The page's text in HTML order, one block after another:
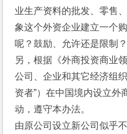
业生产资料的批发、零售
象这个外资企业建立一个
呢？鼓励、允许还是限制？
另，根据《外商投资商业
公司、企业和其它经济组
资者”）在中国境内设立外
动，遵守本办法。
由原公司设立新公司似乎